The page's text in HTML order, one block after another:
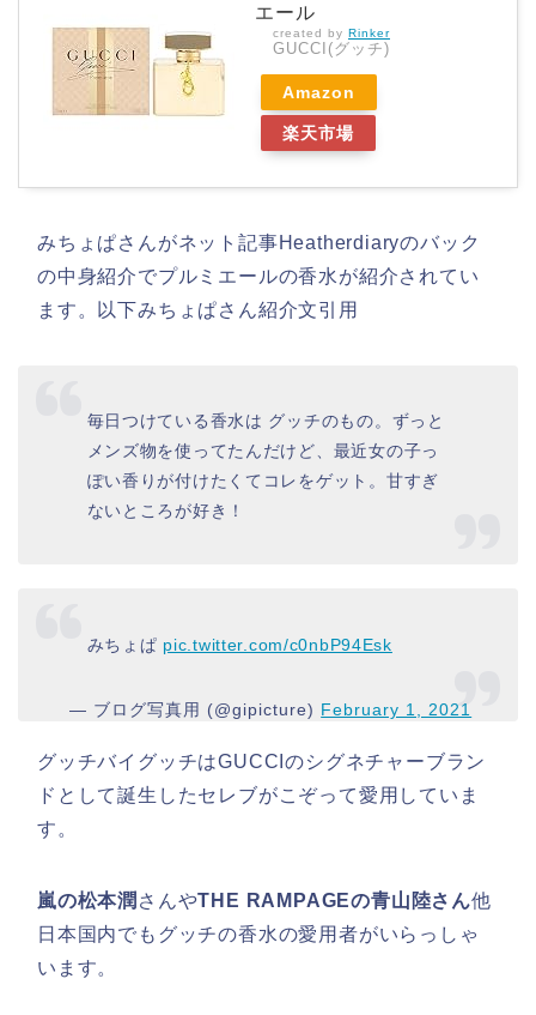
エール
created by Rinker
GUCCI(グッチ)
Amazon
楽天市場
みちょぱさんがネット記事Heatherdiaryのバック
の中身紹介でプルミエールの香水が紹介されてい
ます。以下みちょぱさん紹介文引用
毎日つけている香水は グッチのもの。ずっと
メンズ物を使ってたんだけど、最近女の子っ
ぽい香りが付けたくてコレをゲット。甘すぎ
ないところが好き！
みちょぱ pic.twitter.com/c0nbP94Esk
— ブログ写真用 (@gipicture) February 1, 2021
グッチバイグッチはGUCCIのシグネチャーブラン
ドとして誕生したセレブがこぞって愛用していま
す。
嵐の松本潤 さんやTHE RAMPAGEの青山陸さん他
日本国内でもグッチの香水の愛用者がいらっしゃ
います。